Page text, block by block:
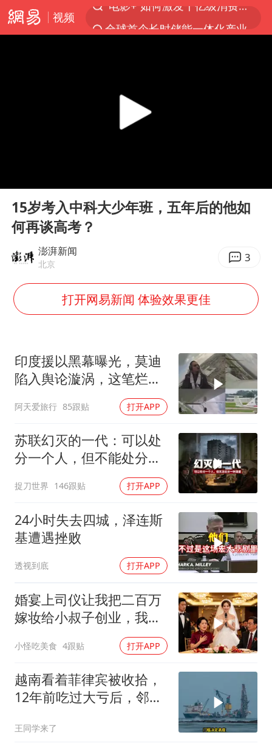
视频
秋天的第一杯奶茶到底有多火
38岁演员求职万岁山NPC成功
“新疆阿勒泰八月能滑雪”不实
胡彦斌韩磊 谁帮谁
夯实基础开新局
Play
15岁考入中科大少年班，五年后的他如
何再谈高考？
澎湃新闻
北京 3
打开网易新闻 体验效果更佳
印度援以黑幕曝光，莫迪
陷入舆论漩涡，这笔烂账
阿天爱旅行 85跟贴 打开APP
苏联幻灭的一代：可以处
分一个人，但不能处分一
捉刀世界 146跟贴 打开APP
24小时失去四城，泽连斯
基遭遇挫败
透视到底 打开APP
婚宴上司仪让我把二百万
嫁妆给小叔子创业，我一
小怪吃美食 4跟贴 打开APP
越南看着菲律宾被收拾，
12年前吃过大亏后，邻国
王同学来了